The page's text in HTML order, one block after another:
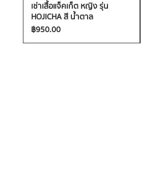
เช่าเสื้อแจ็คเก็ต หญิง รุ่น
HOJICHA สี น้ำตาล
ราคา
฿950.00